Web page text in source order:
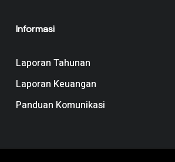
Informasi
Laporan Tahunan
Laporan Keuangan
Panduan Komunikasi